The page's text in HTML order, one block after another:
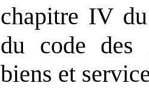
chapitre IV
du code des
biens et